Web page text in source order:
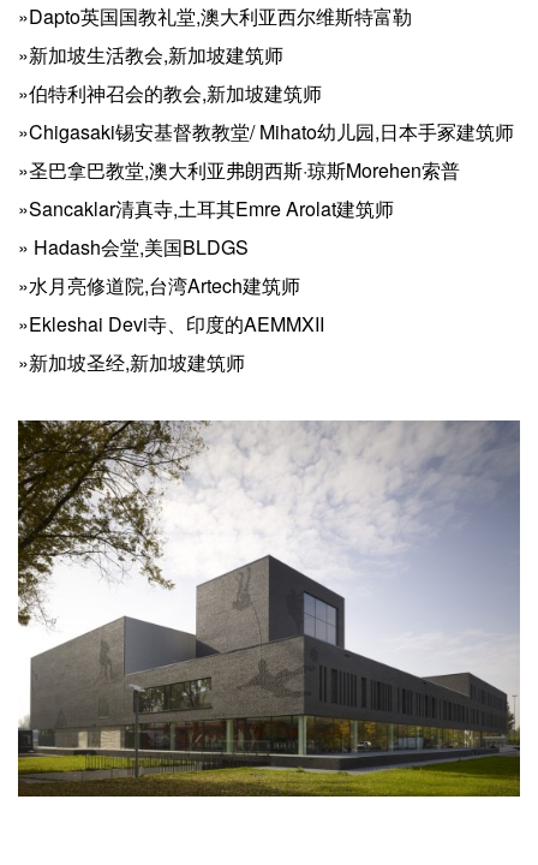
»Dapto英国国教礼堂,澳大利亚西尔维斯特富勒
»新加坡生活教会,新加坡建筑师
»伯特利神召会的教会,新加坡建筑师
»Chigasaki锡安基督教教堂/ Mihato幼儿园,日本手冢建筑师
»圣巴拿巴教堂,澳大利亚弗朗西斯·琼斯Morehen索普
»Sancaklar清真寺,土耳其Emre Arolat建筑师
» Hadash会堂,美国BLDGS
»水月亮修道院,台湾Artech建筑师
»Ekleshai Devi寺、印度的AEMMXII
»新加坡圣经,新加坡建筑师